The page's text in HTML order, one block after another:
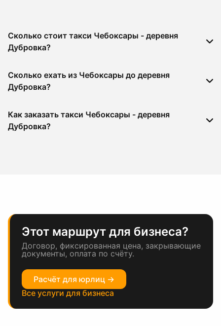
Сколько стоит такси Чебоксары - деревня
Дубровка?
Сколько ехать из Чебоксары до деревня
Дубровка?
Как заказать такси Чебоксары - деревня
Дубровка?
Этот маршрут для бизнеса?
Договор, фиксированная цена, закрывающие
документы, оплата по счёту.
Расчёт для юрлиц →
Все услуги для бизнеса